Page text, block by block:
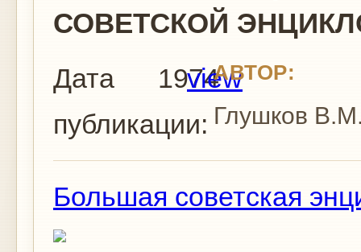
СОВЕТСКОЙ
АВТОР:
Глушков
Дата
публикации:
1974
Большая советская
view